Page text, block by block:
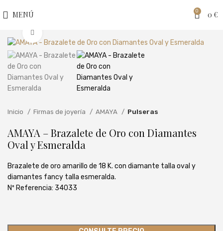
MENÚ 0 0 €
Inicio Firmas de joyería AMAYA Pulseras
AMAYA – Brazalete de Oro con Diamantes
Oval y Esmeralda
Brazalete de oro amarillo de 18 K. con diamante talla oval y
diamantes fancy talla esmeralda.
Nº Referencia: 34033